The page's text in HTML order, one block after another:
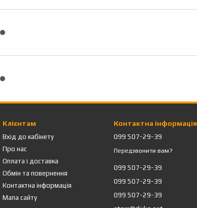
Клієнтам
Вхід до кабінету
Про нас
Оплата і доставка
Обмін та повернення
Контактна інформація
Мапа сайту
Контактна інформація
099 507-29-39
Передзвонити вам?
099 507-29-39
099 507-29-39
099 507-29-39